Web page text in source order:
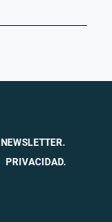
NEWSLETTER.
PRIVACIDAD.